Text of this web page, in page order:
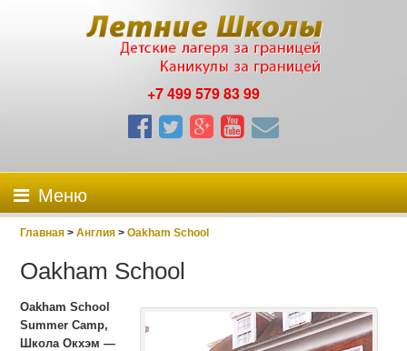
+7 499 579 83 99
Меню
Главная >Англия >Oakham School
Oakham School
Oakham School
Summer Camp,
Школа Окхэм —